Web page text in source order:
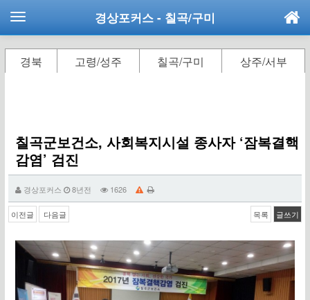
경상포커스 - 칠곡/구미
경북 고령/성주 칠곡/구미 상주/서부
칠곡군보건소, 사회복지시설 종사자 ‘잠복결핵
감염’ 검진
경상포커스 8년전 1626
이전글 다음글 목록 글쓰기